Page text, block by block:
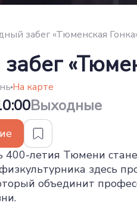
забег «Тюменская
На карте
Выходные
400-летия Тюмени
здесь
объединит